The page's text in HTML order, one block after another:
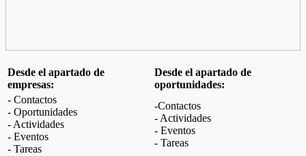
Desde el apartado de
empresas:
Desde el apartado de
oportunidades:
- Contactos
- Oportunidades
- Actividades
- Eventos
- Tareas
-Contactos
- Actividades
- Eventos
- Tareas